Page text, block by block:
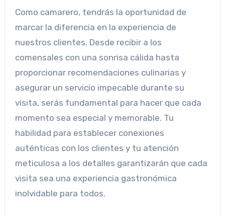
Como camarero, tendrás la oportunidad de
marcar la diferencia en la experiencia de
nuestros clientes. Desde recibir a los
comensales con una sonrisa cálida hasta
proporcionar recomendaciones culinarias y
asegurar un servicio impecable durante su
visita, serás fundamental para hacer que cada
momento sea especial y memorable. Tu
habilidad para establecer conexiones
auténticas con los clientes y tu atención
meticulosa a los detalles garantizarán que cada
visita sea una experiencia gastronómica
inolvidable para todos.